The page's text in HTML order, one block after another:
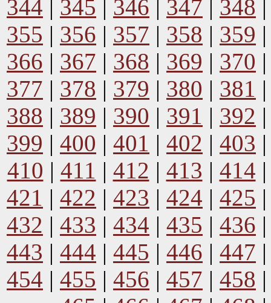
344 | 345 | 346 | 347 | 348
355 | 356 | 357 | 358 | 359
366 | 367 | 368 | 369 | 370
377 | 378 | 379 | 380 | 381
388 | 389 | 390 | 391 | 392
399 | 400 | 401 | 402 | 403
410 | 411 | 412 | 413 | 414
421 | 422 | 423 | 424 | 425
432 | 433 | 434 | 435 | 436
443 | 444 | 445 | 446 | 447
454 | 455 | 456 | 457 | 458